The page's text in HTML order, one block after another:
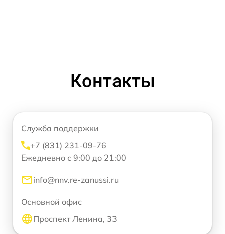
Контакты
Служба поддержки
+7 (831) 231-09-76
Ежедневно с 9:00 до 21:00
info@nnv.re-zanussi.ru
Основной офис
Проспект Ленина, 33